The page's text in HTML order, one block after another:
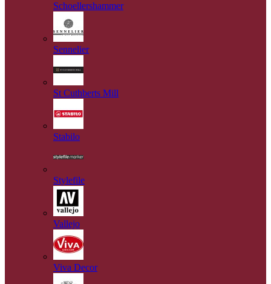
Schoellershammer
Sennelier
St Cuthberts Mill
Stabilo
Stylefile
Vallejo
Viva Decor